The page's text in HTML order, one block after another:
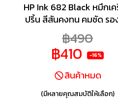
HP Ink 682 Black หมึกเ
ปริ้น สีสันคงทน คมชัด รอ
ปริมาณการพิมพ์ได้ ตาม
มาตรฐานกำหนดหมึกแท้ ผ
จากโรงงานที่ได้คุณภาพพิ
เอกสารและภาพถ่ายคุณภ
สูงที่คุณต้องการในราคาสุ
ด้วยตลับหมึกราคาถูกพิเศษ
฿490
฿410 -16%
สินค้าหมด
(มีหลายคุณสมบัติให้เลือก)